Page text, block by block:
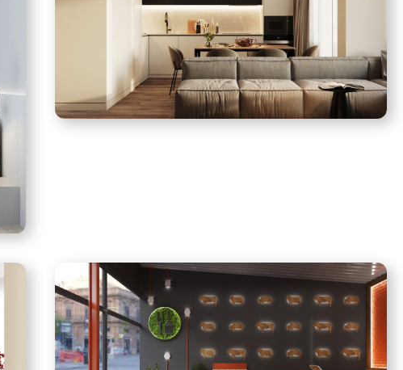
Отделочные работы
Подбор и заказ
материалов